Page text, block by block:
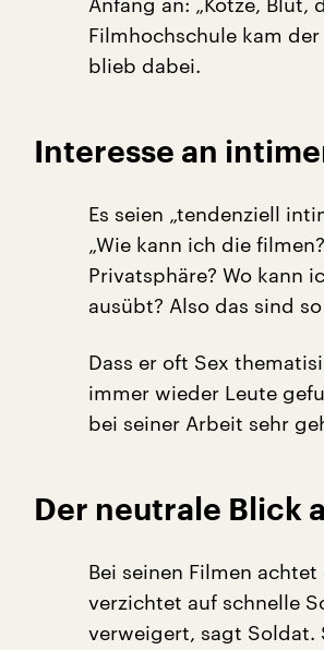
Filmhochschule kam
blieb dabei.
Interesse an
Es seien „tendenziell
„Wie kann ich die
Privatsphäre? Wo kann
ausübt? Also das sind
Dass er oft Sex
immer wieder Leute
bei seiner Arbeit sehr
Der neutrale Blick
Bei seinen Filmen
verzichtet auf schnelle
verweigert, sagt Soldat.